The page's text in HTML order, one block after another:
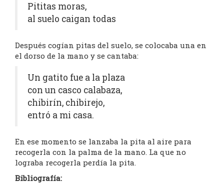
Pititas moras,
al suelo caigan todas
Después cogían pitas del suelo, se colocaba una en
el dorso de la mano y se cantaba:
Un gatito fue a la plaza
con un casco calabaza,
chibirín, chibirejo,
entró a mi casa.
En ese momento se lanzaba la pita al aire para
recogerla con la palma de la mano. La que no
lograba recogerla perdía la pita.
Bibliografía: